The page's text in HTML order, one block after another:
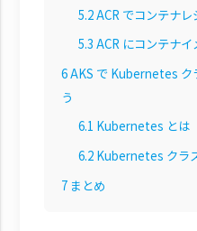
5.2ACR でコンテナレ
5.3 ACR にコンテナ
6AKS で Kubernetes ク
う
6.1 Kubernetes とは
6.2Kubernetes クラ
7まとめ